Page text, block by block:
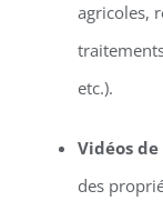
agricoles,
etc.).
Vidéos
des